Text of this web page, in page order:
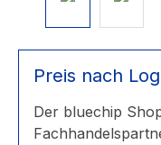
Preis nach
Der bluechip